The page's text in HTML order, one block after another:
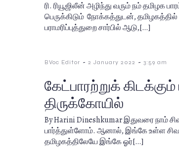
ரி. ரியூஜிலீன் அழிந்து வரும் நம் தமிழக
பெருக்கிடும் நோக்கத்துடன்,
பராமரிப்புத்துறை சார்பில் ஆடு,[…]
BVoc Editor - 2 January 2022 - 3:59 am
கேட்பாரற்றுக் கிடக்கும்
திருக்கோயில்
By Harini Dineshkumar இதுவரை நாம்
பார்த்துள்ளோம். ஆனால், இங்கே உள்ள
தமிழகத்திலேயே இங்கே ஓர்[…]